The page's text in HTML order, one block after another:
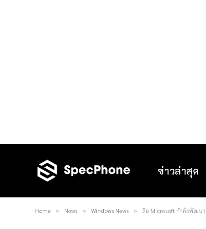
ข่าวล่าสุด
Home » News » Windows News » ลือ Microsoft กำลังพัฒนา